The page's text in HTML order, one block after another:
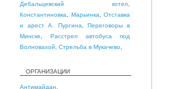
Дебальцевский котел
Константиновка
Марьинка
Отставка
и арест А. Пургина ,Переговоры в
Минске
Расстрел автобуса под
Волновахой
Стрельба в Мукачево
ОРГАНИЗАЦИИ
Антимайдан